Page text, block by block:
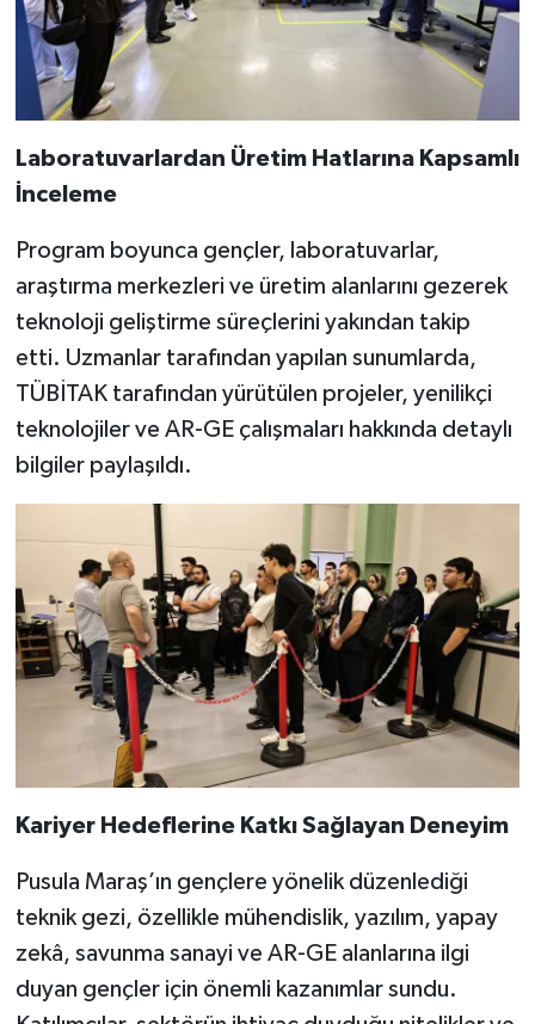
Laboratuvarlardan Üretim Hatlarına Kapsamlı
İnceleme
Program boyunca gençler, laboratuvarlar,
araştırma merkezleri ve üretim alanlarını gezerek
teknoloji geliştirme süreçlerini yakından takip
etti. Uzmanlar tarafından yapılan sunumlarda,
TÜBİTAK tarafından yürütülen projeler, yenilikçi
teknolojiler ve AR-GE çalışmaları hakkında detaylı
bilgiler paylaşıldı.
Kariyer Hedeflerine Katkı Sağlayan Deneyim
Pusula Maraş’ın gençlere yönelik düzenlediği
teknik gezi, özellikle mühendislik, yazılım, yapay
zekâ, savunma sanayi ve AR-GE alanlarına ilgi
duyan gençler için önemli kazanımlar sundu.